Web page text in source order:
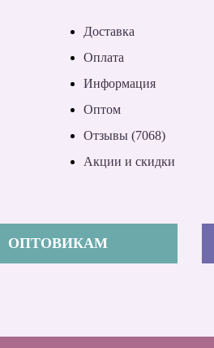
Доставка
Оплата
Информация
Оптом
Отзывы (7068)
Акции и скидки
ОПТОВИКАМ